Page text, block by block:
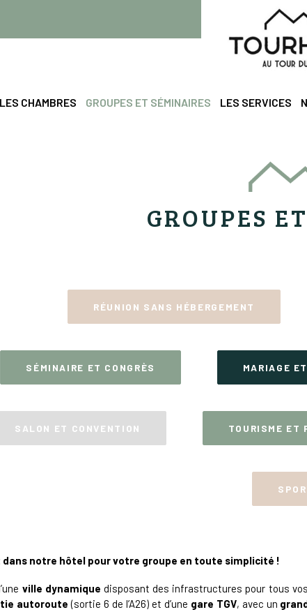
LES CHAMBRES GROUPES ET SÉMINAIRES LES SERVICES
GROUPES
RÉUNION SANS HÉBERGEMENT
SÉMINAIRE ET CONGRÈS MARIAGE
SALON ET CONVENTION TOURISME ET
dans notre hôtel pour votre groupe en toute simplicité !
ville dynamique disposant des infrastructures pour tous
autoroute (sortie 6 de l’A26) et d’une gare TGV, avec un